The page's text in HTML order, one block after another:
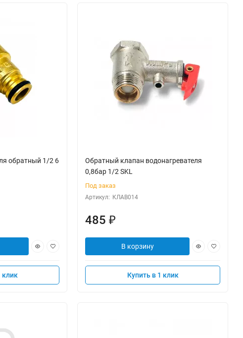
обратный 1/2 6
клик
Обратный клапан водонагревателя
0,8бар 1/2 SKL
Под заказ
Артикул: КЛАВ014
485₽
В корзину
Купить в 1 клик